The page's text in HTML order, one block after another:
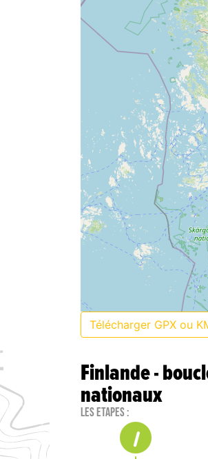
Télécharger GPX ou
Finlande -
nationaux
Les étapes :
1